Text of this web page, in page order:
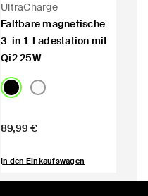
UltraCharge
Faltbare magnetische
3-in-1-Ladestation mit
Qi2 25W
Price:
89,99 €
In den Einkaufswagen